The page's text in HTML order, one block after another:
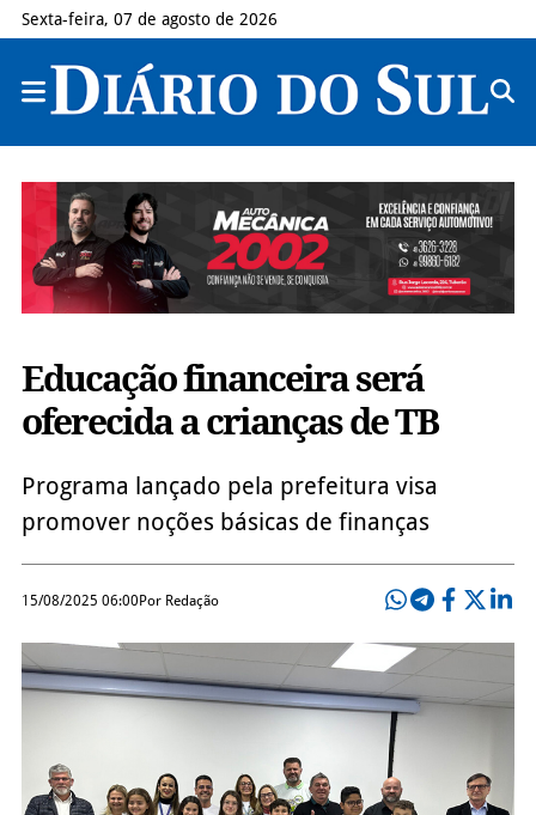
Sexta-feira, 07 de agosto de 2026
Educação financeira será
oferecida a crianças de TB
Programa lançado pela prefeitura visa
promover noções básicas de finanças
15/08/2025 06:00Por Redação